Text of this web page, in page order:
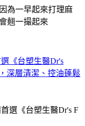
為一早起來打理麻
翹一撮起來
《台塑生醫Dr's
深層清潔、控油蓬鬆